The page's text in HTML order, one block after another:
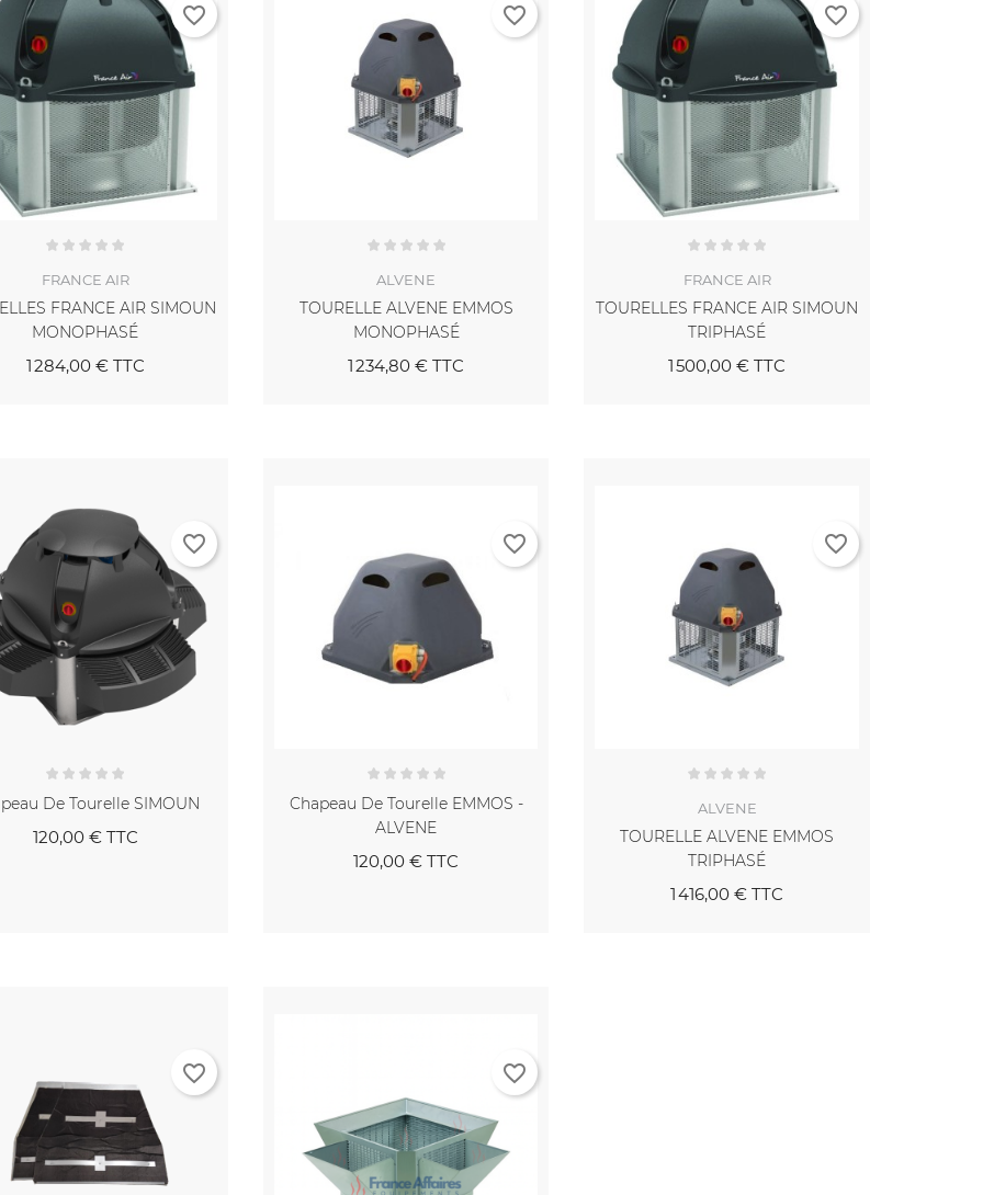
FRANCE AIR
FRANCE AIR SIMOUN
MONOPHASÉ
1 284,00 €TTC
favorite_border
ALVENE
TOURELLE ALVENE EMMOS
MONOPHASÉ
1 234,80 € TTC
favorite_border
FRANCE AIR
TOURELLES FRANCE AIR SIMOUN
TRIPHASÉ
1 500,00 € TTC
favorite_border
De Tourelle SIMOUN
120,00 €TTC
favorite_border
Chapeau De Tourelle EMMOS -
ALVENE
120,00 € TTC
favorite_border
ALVENE
TOURELLE ALVENE EMMOS
TRIPHASÉ
1 416,00 € TTC
favorite_border
favorite_border favorite_border